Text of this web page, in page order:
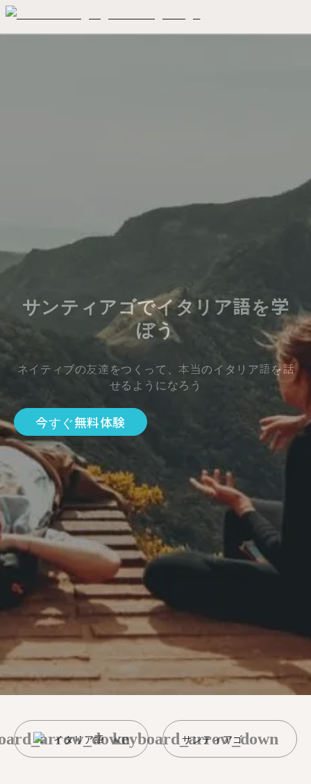
サンティアゴでイタリア語を学
ぼう
ネイティブの友達をつくって、本当のイタリア語を話
せるようになろう
今すぐ無料体験
イタリア語 サンティアゴ
keyboard_arrow_down